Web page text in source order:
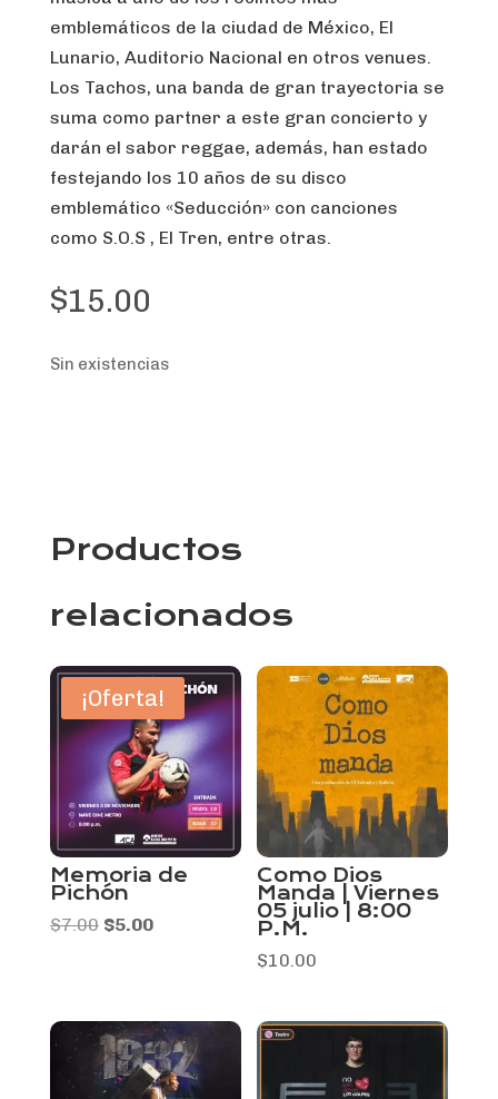
emblemáticos de la ciudad de México, El
Lunario, Auditorio Nacional en otros venues.
Los Tachos, una banda de gran trayectoria se
suma como partner a este gran concierto y
darán el sabor reggae, además, han estado
festejando los 10 años de su disco
emblemático «Seducción» con canciones
como S.O.S , El Tren, entre otras.
$15.00
Sin existencias
Productos
relacionados
¡Oferta!
Memoria de
Pichón
$7.00 El
$7.00.
$5.00El
$5.00.
Como Dios
Manda | Viernes
05 julio | 8:00
P.M.
$10.00